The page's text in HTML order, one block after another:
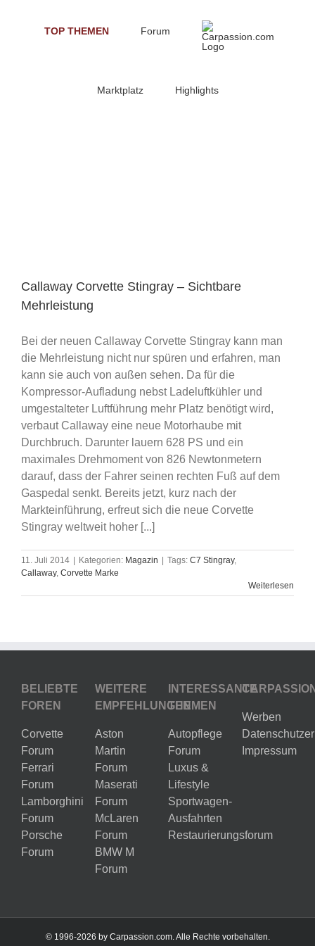
TOP THEMEN Forum
Marktplatz Highlights
Callaway Corvette Stingray – Sichtbare
Mehrleistung
Bei der neuen Callaway Corvette Stingray kann man
die Mehrleistung nicht nur spüren und erfahren, man
kann sie auch von außen sehen. Da für die
Kompressor-Aufladung nebst Ladeluftkühler und
umgestalteter Luftführung mehr Platz benötigt wird,
verbaut Callaway eine neue Motorhaube mit
Durchbruch. Darunter lauern 628 PS und ein
maximales Drehmoment von 826 Newtonmetern
darauf, dass der Fahrer seinen rechten Fuß auf dem
Gaspedal senkt. Bereits jetzt, kurz nach der
Markteinführung, erfreut sich die neue Corvette
Stingray weltweit hoher [...]
11. Juli 2014 Kategorien: Magazin Tags: C7 Stingray,
Callaway, Corvette Marke
Weiterlesen
BELIEBTE
FOREN
Corvette
Forum
Ferrari
Forum
Lamborghini
Forum
Porsche
Forum
WEITERE
EMPFEHLUNGEN
Aston
Martin
Forum
Maserati
Forum
McLaren
Forum
BMW M
Forum
INTERESSANTE
THEMEN
Autopflege
Forum
Luxus &
Lifestyle
Sportwagen-
Ausfahrten
Restaurierungsforum
Werben
Impressum
© 1996-2026 by Carpassion.com. Alle Rechte vorbehalten.